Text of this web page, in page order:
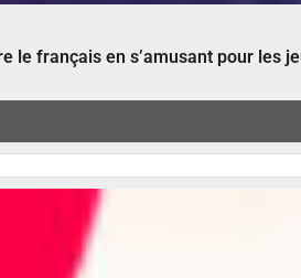
le français en s’amusant pour les